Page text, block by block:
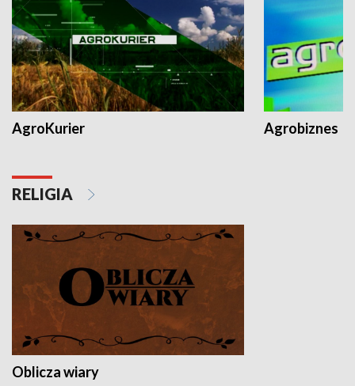
AgroKurier Agrobiznes
RELIGIA
Oblicza wiary